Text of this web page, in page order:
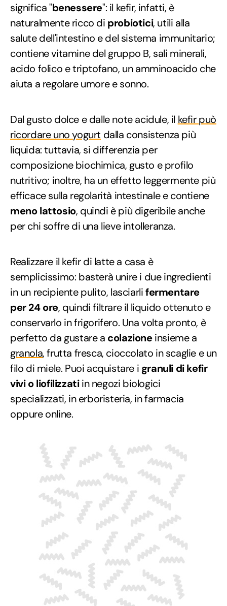
significa "benessere": il kefir, infatti, è
naturalmente ricco di probiotici, utili alla
salute dell'intestino e del sistema immunitario;
contiene vitamine del gruppo B, sali minerali,
acido folico e triptofano, un amminoacido che
aiuta a regolare umore e sonno.
Dal gusto dolce e dalle note acidule, il kefir può
ricordare uno yogurt dalla consistenza più
liquida: tuttavia, si differenzia per
composizione biochimica, gusto e profilo
nutritivo; inoltre, ha un effetto leggermente più
efficace sulla regolarità intestinale e contiene
meno lattosio, quindi è più digeribile anche
per chi soffre di una lieve intolleranza.
Realizzare il kefir di latte a casa è
semplicissimo: basterà unire i due ingredienti
in un recipiente pulito, lasciarlifermentare
per 24 ore, quindi filtrare il liquido ottenuto e
conservarlo in frigorifero. Una volta pronto, è
perfetto da gustare a colazioneinsieme a
granola, frutta fresca, cioccolato in scaglie e un
filo di miele. Puoi acquistare i granuli di kefir
vivi o liofilizzatiin negozi biologici
specializzati, in erboristeria, in farmacia
oppure online.